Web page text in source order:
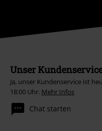
Unser
Ja, unser Kundenservice ist
18:00 Uhr. Mehr Infos
Chat starten